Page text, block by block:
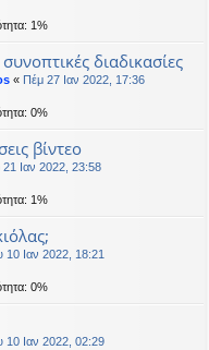
1%
διαδικασίες
« Πέμ 27 Ιαν 2022, 17:36
0%
βίντεο
Ιαν 2022, 23:58
1%
10 Ιαν 2022, 18:21
0%
10 Ιαν 2022, 02:29